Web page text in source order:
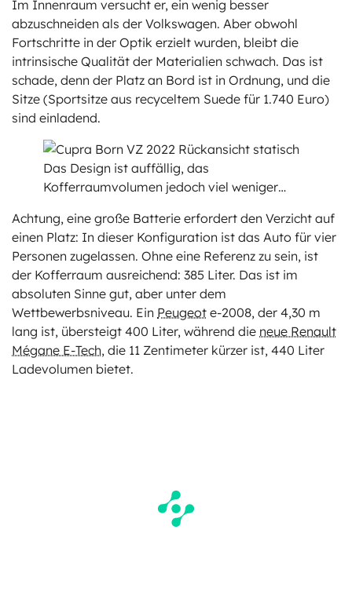
Im Innenraum versucht er, ein wenig besser
abzuschneiden als der Volkswagen. Aber obwohl
Fortschritte in der Optik erzielt wurden, bleibt die
intrinsische Qualität der Materialien schwach. Das ist
schade, denn der Platz an Bord ist in Ordnung, und die
Sitze (Sportsitze aus recyceltem Suede für 1.740 Euro)
sind einladend.
Das Design ist auffällig, das
Kofferraumvolumen jedoch viel weniger…
Achtung, eine große Batterie erfordert den Verzicht auf
einen Platz: In dieser Konfiguration ist das Auto für vier
Personen zugelassen. Ohne eine Referenz zu sein, ist
der Kofferraum ausreichend: 385 Liter. Das ist im
absoluten Sinne gut, aber unter dem
Wettbewerbsniveau. Ein Peugeot e-2008, der 4,30 m
lang ist, übersteigt 400 Liter, während die neue Renault
Mégane E-Tech, die 11 Zentimeter kürzer ist, 440 Liter
Ladevolumen bietet.